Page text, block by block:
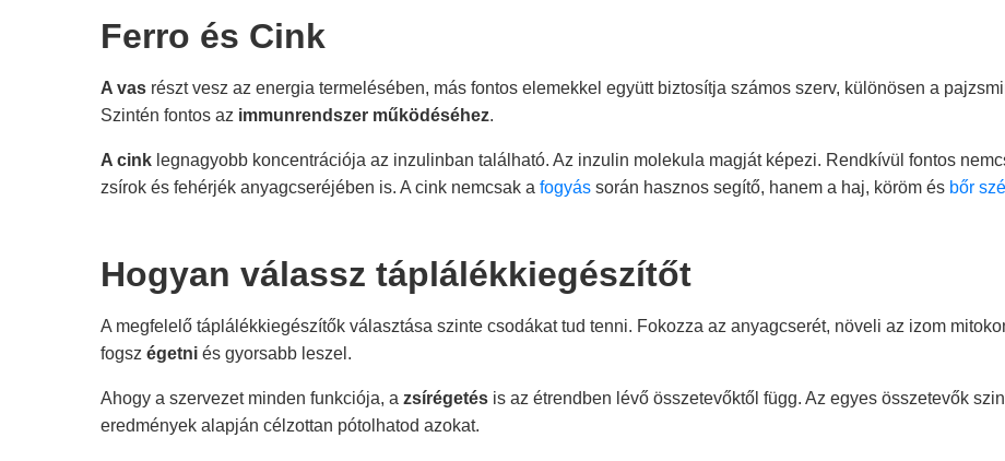
Ferro és Cink
A vas részt vesz az energia termelésében, más fontos elemekkel együtt biztosítja számos szerv, különösen a
Szintén fontos az immunrendszer működéséhez.
A cink legnagyobb koncentrációja az inzulinban található. Az inzulin molekula magját képezi. Rendkívül fontos
zsírok és fehérjék anyagcseréjében is. A cink nemcsak a fogyás során hasznos segítő, hanem a haj, köröm és bőr
Hogyan válassz táplálékkiegészítőt
A megfelelő táplálékkiegészítők választása szinte csodákat tud tenni. Fokozza az anyagcserét, növeli az izom
fogsz égetni és gyorsabb leszel.
Ahogy a szervezet minden funkciója, a zsírégetés is az étrendben lévő összetevőktől függ. Az egyes összetevők
eredmények alapján célzottan pótolhatod azokat.